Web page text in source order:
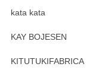
kata kata
KAY BOJESEN
KITUTUKIFABRICA